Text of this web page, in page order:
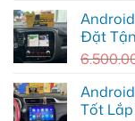
mọi
cung
đường
Đặt
Tốt